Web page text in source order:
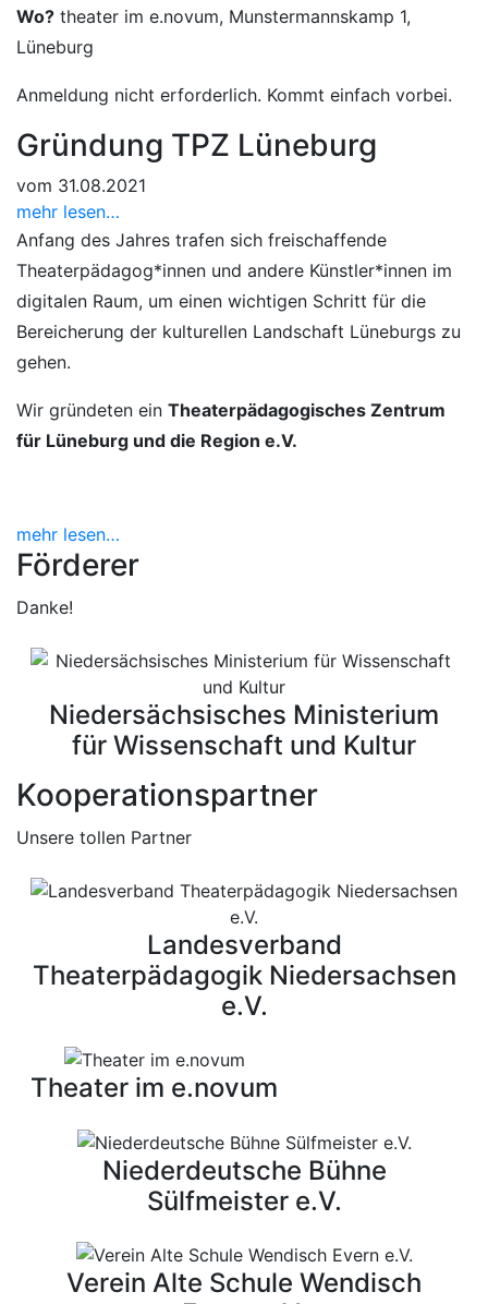
Wo? theater im e.novum, Munstermannskamp 1,
Lüneburg
Anmeldung nicht erforderlich. Kommt einfach vorbei.
Gründung TPZ Lüneburg
vom 31.08.2021
Anfang des Jahres trafen sich freischaffende
Theaterpädagog*innen und andere Künstler*innen im
digitalen Raum, um einen wichtigen Schritt für die
Bereicherung der kulturellen Landschaft Lüneburgs zu
gehen.
Wir gründeten ein Theaterpädagogisches Zentrum
für Lüneburg und die Region e.V.
mehr lesen…
mehr lesen…
Förderer
Danke!
Niedersächsisches Ministerium
für Wissenschaft und Kultur
Kooperationspartner
Unsere tollen Partner
Landesverband
Theaterpädagogik Niedersachsen
e.V.
Theater im e.novum
Niederdeutsche Bühne
Sülfmeister e.V.
Verein Alte Schule Wendisch